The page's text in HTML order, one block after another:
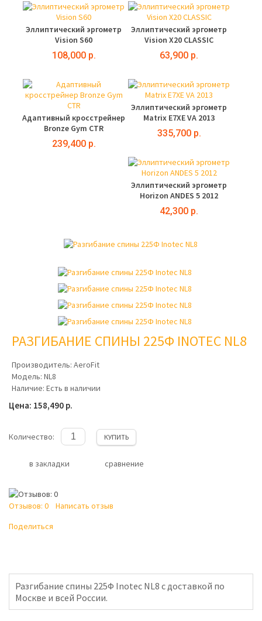
Эллиптический эргометр
Vision S60
108,000 р.
Эллиптический эргометр
Vision X20 CLASSIC
63,900 р.
Адаптивный кросстрейнер
Bronze Gym CTR
239,400 р.
Эллиптический эргометр
Matrix E7XE VA 2013
335,700 р.
Эллиптический эргометр
Horizon ANDES 5 2012
42,300 р.
РАЗГИБАНИЕ СПИНЫ 225Ф INOTEC NL8
Производитель: AeroFit
Модель: NL8
Наличие: Есть в наличии
Цена: 158,490 р.
Количество: КУПИТЬ
в закладки сравнение
Отзывов: 0
Написать отзыв
Поделиться
Разгибание спины 225Ф Inotec NL8 с доставкой по
Москве и всей России.